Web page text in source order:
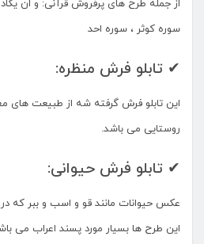
از جمله طرح های پرفروش قرآنی: و ان
سوره کوثر ، سوره احد
✔ تابلو فرش منظره:
این تابلو فرش گرفته شه از طبیعت های
روستایی می باشد.
✔ تابلو فرش حیوانی:
عکس حیوانات مانند قو و اسب و ببر که
این طرح ها بسیار مورد پسند اعراب می